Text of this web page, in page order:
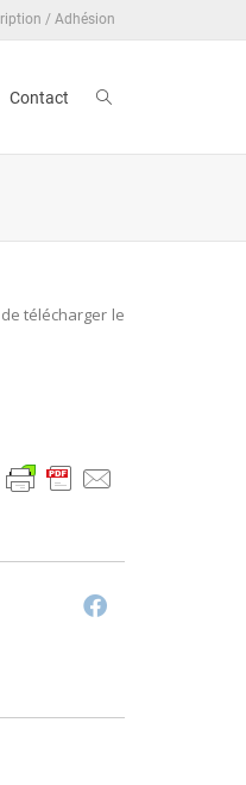
/ Adhésion
Contact
télécharger le